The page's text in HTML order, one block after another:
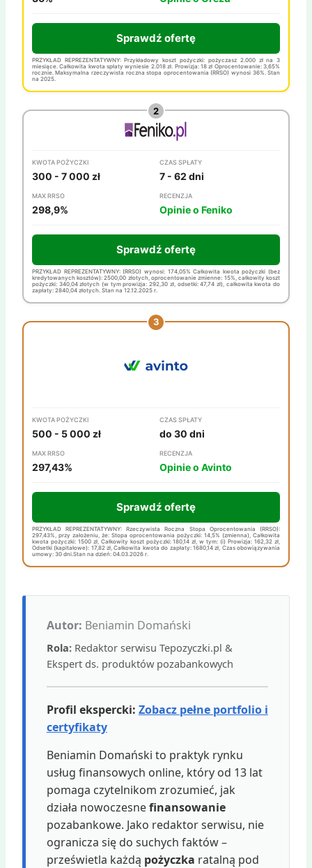
Sprawdź ofertę
PRZYKŁAD REPREZENTATYWNY: Przykładowy koszt pożyczki: pożyczasz 2.000 zł na 3
miesiące. Całkowita kwota spłaty wyniesie 2.018 zł. Prowizja: 18 zł Oprocentowanie: 3,65%
rocznie. Maksymalna rzeczywista roczna stopa oprocentowania (RRSO) wynosi 36%. Stan
na 2025.
KWOTA POŻYCZKI
300 - 7 000 zł
CZAS SPŁATY
7 - 62 dni
MAX RRSO
298,9%
RECENZJA
Opinie o Feniko
Sprawdź ofertę
PRZYKŁAD REPREZENTATYWNY: (RRSO) wynosi: 174,05% Całkowita kwota pożyczki (bez
kredytowanych kosztów): 2500,00 złotych, oprocentowanie zmienne: 15%, całkowity koszt
pożyczki: 340,04 złotych (w tym prowizja: 292,30 zł, odsetki: 47,74 zł), całkowita kwota do
zapłaty: 2840,04 złotych. Stan na 12.12.2025 r.
KWOTA POŻYCZKI
500 - 5 000 zł
CZAS SPŁATY
do 30 dni
MAX RRSO
297,43%
RECENZJA
Opinie o Avinto
Sprawdź ofertę
PRZYKŁAD REPREZENTATYWNY: Rzeczywista Roczna Stopa Oprocentowania (RRSO):
297,43%, przy założeniu, że: Stopa oprocentowania pożyczki: 14,5% (zmienna), Całkowita
kwota pożyczki: 1500 zł, Całkowity koszt pożyczki: 180,14 zł, w tym: (i) Prowizja: 162,32 zł,
Odsetki (kapitałowe): 17,82 zł, Całkowita kwota do zapłaty: 1680,14 zł, Czas obowiązywania
umowy: 30 dni.Stan na dzień: 04.03.2026 r.
Autor: Beniamin Domański
Rola: Redaktor serwisu Tepozyczki.pl &
Ekspert ds. produktów pozabankowych
Profil ekspercki: Zobacz pełne portfolio i
certyfikaty
Beniamin Domański to praktyk rynku
usług finansowych online, który od 13 lat
pomaga czytelnikom zrozumieć, jak
działa nowoczesnefinansowanie
pozabankowe. Jako redaktor serwisu, nie
ogranicza się do suchych faktów –
prześwietla każdą pożyczka ratalną pod